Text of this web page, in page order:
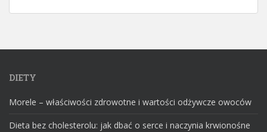
DIETY
Morele – właściwości zdrowotne i wartości odżywcze owoców
Dieta bez cholesterolu: jak dbać o serce i naczynia krwionośne